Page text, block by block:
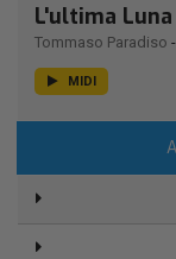
L'ultima Luna
Tommaso Paradiso -
MIDI